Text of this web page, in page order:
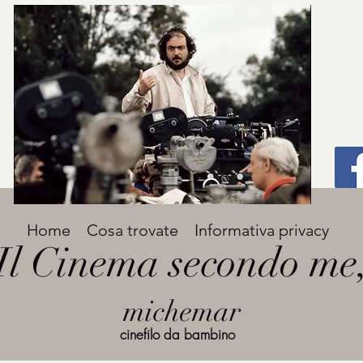
Titolo
grande
Avenir Light una delle font preferite dai
designer. Facile da leggere, viene
utilizzata per titoli e paragrafi.
Cinema secondo
michemar
Home Cosa trovate Informativa privacy
cinefilo da bambino